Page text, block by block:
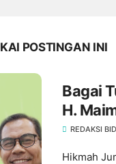
POSTINGAN INI
Bagai
H.
REDAKSI
Hikmah